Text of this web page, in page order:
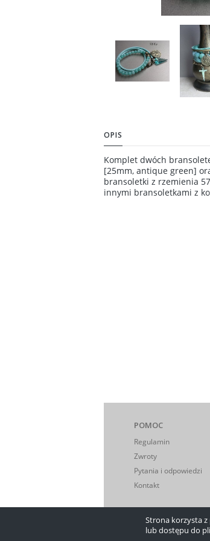
Strona korzysta z
lub dostępu do
OPIS
Komplet dwóch
[25mm, antique green]
bransoletki z rzemienia
innymi bransoletkami z
POMOC
Regulamin
Zwroty
Pytania i odpowiedzi
Kontakt